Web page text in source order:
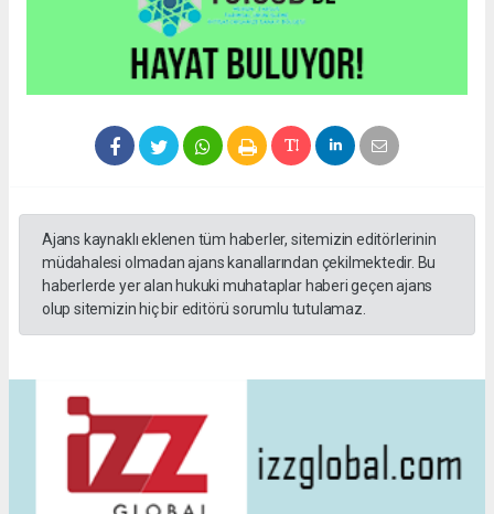
Ajans kaynaklı eklenen tüm haberler, sitemizin editörlerinin
müdahalesi olmadan ajans kanallarından çekilmektedir. Bu
haberlerde yer alan hukuki muhataplar haberi geçen ajans
olup sitemizin hiç bir editörü sorumlu tutulamaz.